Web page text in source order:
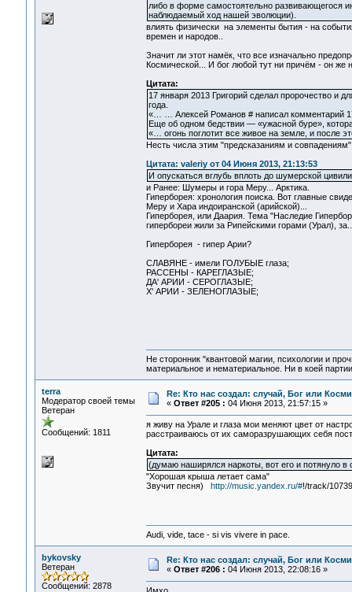
либо в форме самостоятельно развивающегося
наблюдаемый ход нашей эволюции).
влиять физически на элементы бытия - на
времен и народов..
Значит ли этот намёк, что все изначально
Космической... И бог любой тут ни причём - он же
Цитата:
17 января 2013 Григорий сделал пророчество и
года.
«… … Алексей Романов # написал комментарий
Еще об одном бедствии — «ужасной буре»,
«… огонь поглотит все живое на земле, и после
Несть числа этим "предсказаниям и
Цитата: valeriy от 04 Июня 2013, 21:13:53
И опускаться вглубь вплоть до шумерской
и Ранее: Шумеры и гора Меру... Арктика.
Гиперборея: хронология поиска. Вот главные
Меру и Хара индоиранской (арийской)...
Гиперборея, или Даария. Тема "Наследие
гипербореи жили за Рипейскими горами (Урал),
Гиперборея - гипер Арии?
СЛАВЯНЕ - имели ГОЛУБЫЕ глаза;
РАССЕНЫ - КАРЕГЛАЗЫЕ;
ДА' АРИИ - СЕРОГЛАЗЫЕ;
Х' АРИИ - ЗЕЛЕНОГЛАЗЫЕ;
Не сторонник "квантовой магии, психологии и
материальное и нематериальное. Ни в коей
terra
Модератор своей темы
Ветеран
Сообщений: 1811
Re: Кто нас создал: случай, Бог или
« Ответ #205 : 04 Июня 2013, 21:57:15 »
я живу на Урале и глаза мои меняют цвет от
расстраиваюсь от их саморазрушающих себя
Цитата:
(думаю наширялся наркоты, вот его и потянуло в
"Хорошая крыша летает сама"
Звучит песня)
http://music.yandex.ru/#!/track/
Audi, vide, tace - si vis vivere in pace.
bykovsky
Ветеран
Сообщений: 2878
Re: Кто нас создал: случай, Бог или
« Ответ #206 : 04 Июня 2013, 22:08:16 »